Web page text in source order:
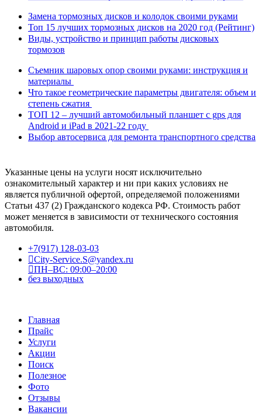
Замена тормозных дисков и колодок своими руками
Топ 15 лучших тормозных дисков на 2020 год (Рейтинг)
Виды, устройство и принцип работы дисковых
тормозов
Съемник шаровых опор своими руками: инструкция и
материалы
Что такое геометрические параметры двигателя: объем и
степень сжатия
ТОП 12 – лучший автомобильный планшет с gps для
Android и iPad в 2021-22 году
Выбор автосервиса для ремонта транспортного средства
Указанные цены на услуги носят исключительно
ознакомительный характер и ни при каких условиях не
является публичной офертой, определяемой положениями
Статьи 437 (2) Гражданского кодекса РФ. Стоимость работ
может меняется в зависимости от технического состояния
автомобиля.
+7(917) 128-03-03
City-Service.S@yandex.ru
ПН–ВС: 09:00–20:00
без выходных
Главная
Прайс
Услуги
Акции
Поиск
Полезное
Фото
Отзывы
Вакансии